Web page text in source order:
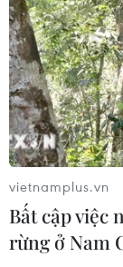
Hiện trường vụ
Chiều 20/6,
tịch Ủy ban
quan Cảnh
Bàng (Tây
Trung (35
Định) để
định về tham
vietnamplus.vn
Bất cập việc
rừng ở Nam